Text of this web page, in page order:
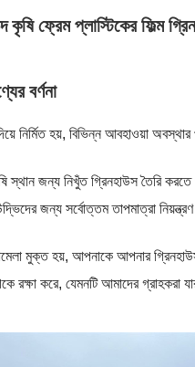
কৃষি ফ্রেম প্লাস্টিকের ফিল্ম
বর্ণনা
হয়, বিভিন্ন আবহাওয়া
স্থান জন্য নিখুঁত গ্রিনহাউস তৈরি
জন্য সর্বোত্তম তাপমাত্রা
মুক্ত হয়, আপনাকে আপনার
করে, যেমনটি আমাদের গ্রাহকরা